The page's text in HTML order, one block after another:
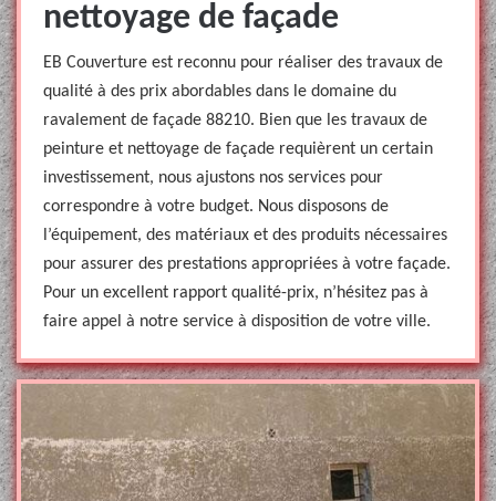
nettoyage de façade
EB Couverture est reconnu pour réaliser des travaux de
qualité à des prix abordables dans le domaine du
ravalement de façade 88210. Bien que les travaux de
peinture et nettoyage de façade requièrent un certain
investissement, nous ajustons nos services pour
correspondre à votre budget. Nous disposons de
l’équipement, des matériaux et des produits nécessaires
pour assurer des prestations appropriées à votre façade.
Pour un excellent rapport qualité-prix, n’hésitez pas à
faire appel à notre service à disposition de votre ville.